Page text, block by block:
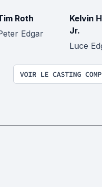
Roth
Edgar
Kelvin
Jr.
Luce
VOIR LE CASTING